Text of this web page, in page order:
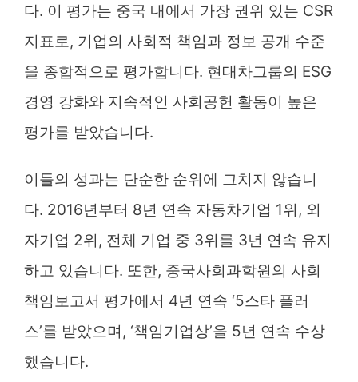
다. 이 평가는 중국 내에서 가장 권위 있는 CSR
지표로, 기업의 사회적 책임과 정보 공개 수준
을 종합적으로 평가합니다. 현대차그룹의 ESG
경영 강화와 지속적인 사회공헌 활동이 높은
평가를 받았습니다.
이들의 성과는 단순한 순위에 그치지 않습니
다. 2016년부터 8년 연속 자동차기업 1위, 외
자기업 2위, 전체 기업 중 3위를 3년 연속 유지
하고 있습니다. 또한, 중국사회과학원의 사회
책임보고서 평가에서 4년 연속 ‘5스타 플러
스’를 받았으며, ‘책임기업상’을 5년 연속 수상
했습니다.